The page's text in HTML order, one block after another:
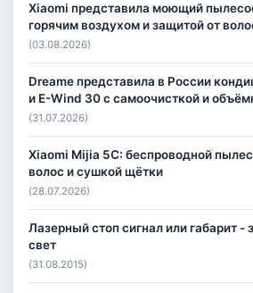
Xiaomi представила моющий
горячим воздухом и защитой от
(03.08.2026)
Dreame представила в России
и E-Wind 30 с самоочисткой и
(31.07.2026)
Xiaomi Mijia 5C: беспроводной
волос и сушкой щётки
(28.07.2026)
Лазерный стоп сигнал или габарит -
свет
(31.08.2015)